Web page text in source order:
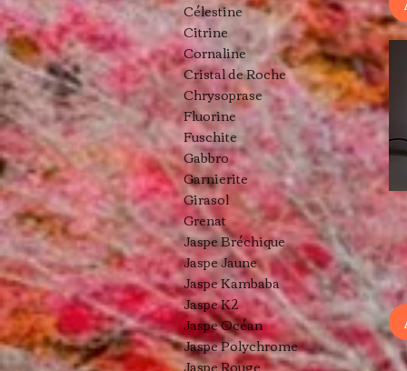
Célestine
Citrine
Cornaline
Cristal de Roche
Chrysoprase
Fluorine
Fuschite
Gabbro
Garnierite
Girasol
Grenat
Jaspe Bréchique
Jaspe Jaune
Jaspe Kambaba
Jaspe K2
Jaspe Océan
Jaspe Polychrome
Jaspe Rouge